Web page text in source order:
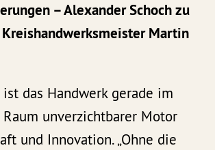
– Alexander Schoch zu
Kreishandwerksmeister Martin
ist das Handwerk gerade im
unverzichtbarer Motor
und Innovation. „Ohne die